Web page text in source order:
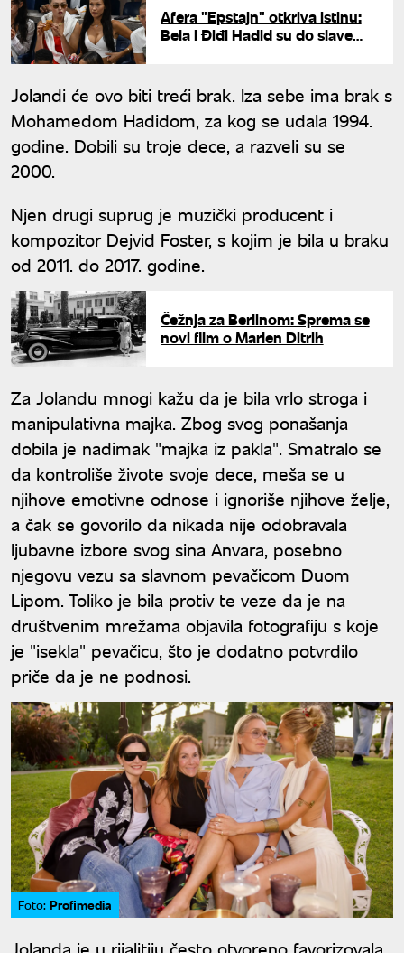
Afera "Epstajn" otkriva istinu:
Bela i Điđi Hadid su do slave
Jolandi će ovo biti treći brak. Iza sebe ima brak s
Mohamedom Hadidom, za kog se udala 1994.
godine. Dobili su troje dece, a razveli su se
2000.
Njen drugi suprug je muzički producent i
kompozitor Dejvid Foster, s kojim je bila u braku
od 2011. do 2017. godine.
Čežnja za Berlinom: Sprema se
novi film o Marlen Ditrih
Za Jolandu mnogi kažu da je bila vrlo stroga i
manipulativna majka. Zbog svog ponašanja
dobila je nadimak "majka iz pakla". Smatralo se
da kontroliše živote svoje dece, meša se u
njihove emotivne odnose i ignoriše njihove želje,
a čak se govorilo da nikada nije odobravala
ljubavne izbore svog sina Anvara, posebno
njegovu vezu sa slavnom pevačicom Duom
Lipom. Toliko je bila protiv te veze da je na
društvenim mrežama objavila fotografiju s koje
je "isekla" pevačicu, što je dodatno potvrdilo
priče da je ne podnosi.
Foto: Profimedia
Jolanda je u rijalitiju često otvoreno favorizovala